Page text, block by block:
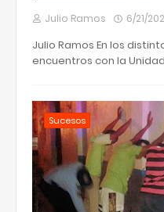
Julio Ramos 6/21/
Julio Ramos En los
encuentros con la
Sucesos